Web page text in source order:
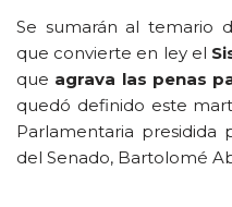
Se sumarán al temario
que convierte en ley el
que agrava las penas
quedó definido este
Parlamentaria presidida
del Senado, Bartolomé